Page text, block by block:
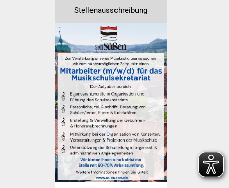
Migration und Integration
Freundeskreis Asyl
Ukraine-Hilfe
Wohnen
Bauen in Süßen
Wohnimmobilien +
Baugrundstücke
Wirtschaft
Stellenausschreibung